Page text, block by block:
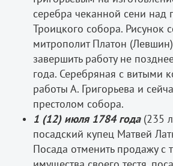
серебра чеканной сени над
Троицкого собора. Рисунок
митрополит Платон
завершить работу не
года. Серебряная с витыми
работы А. Григорьева и
престолом собора.
1 (12) июля 1784 года (235
посадский купец Матвей
Посада отменить продажу с